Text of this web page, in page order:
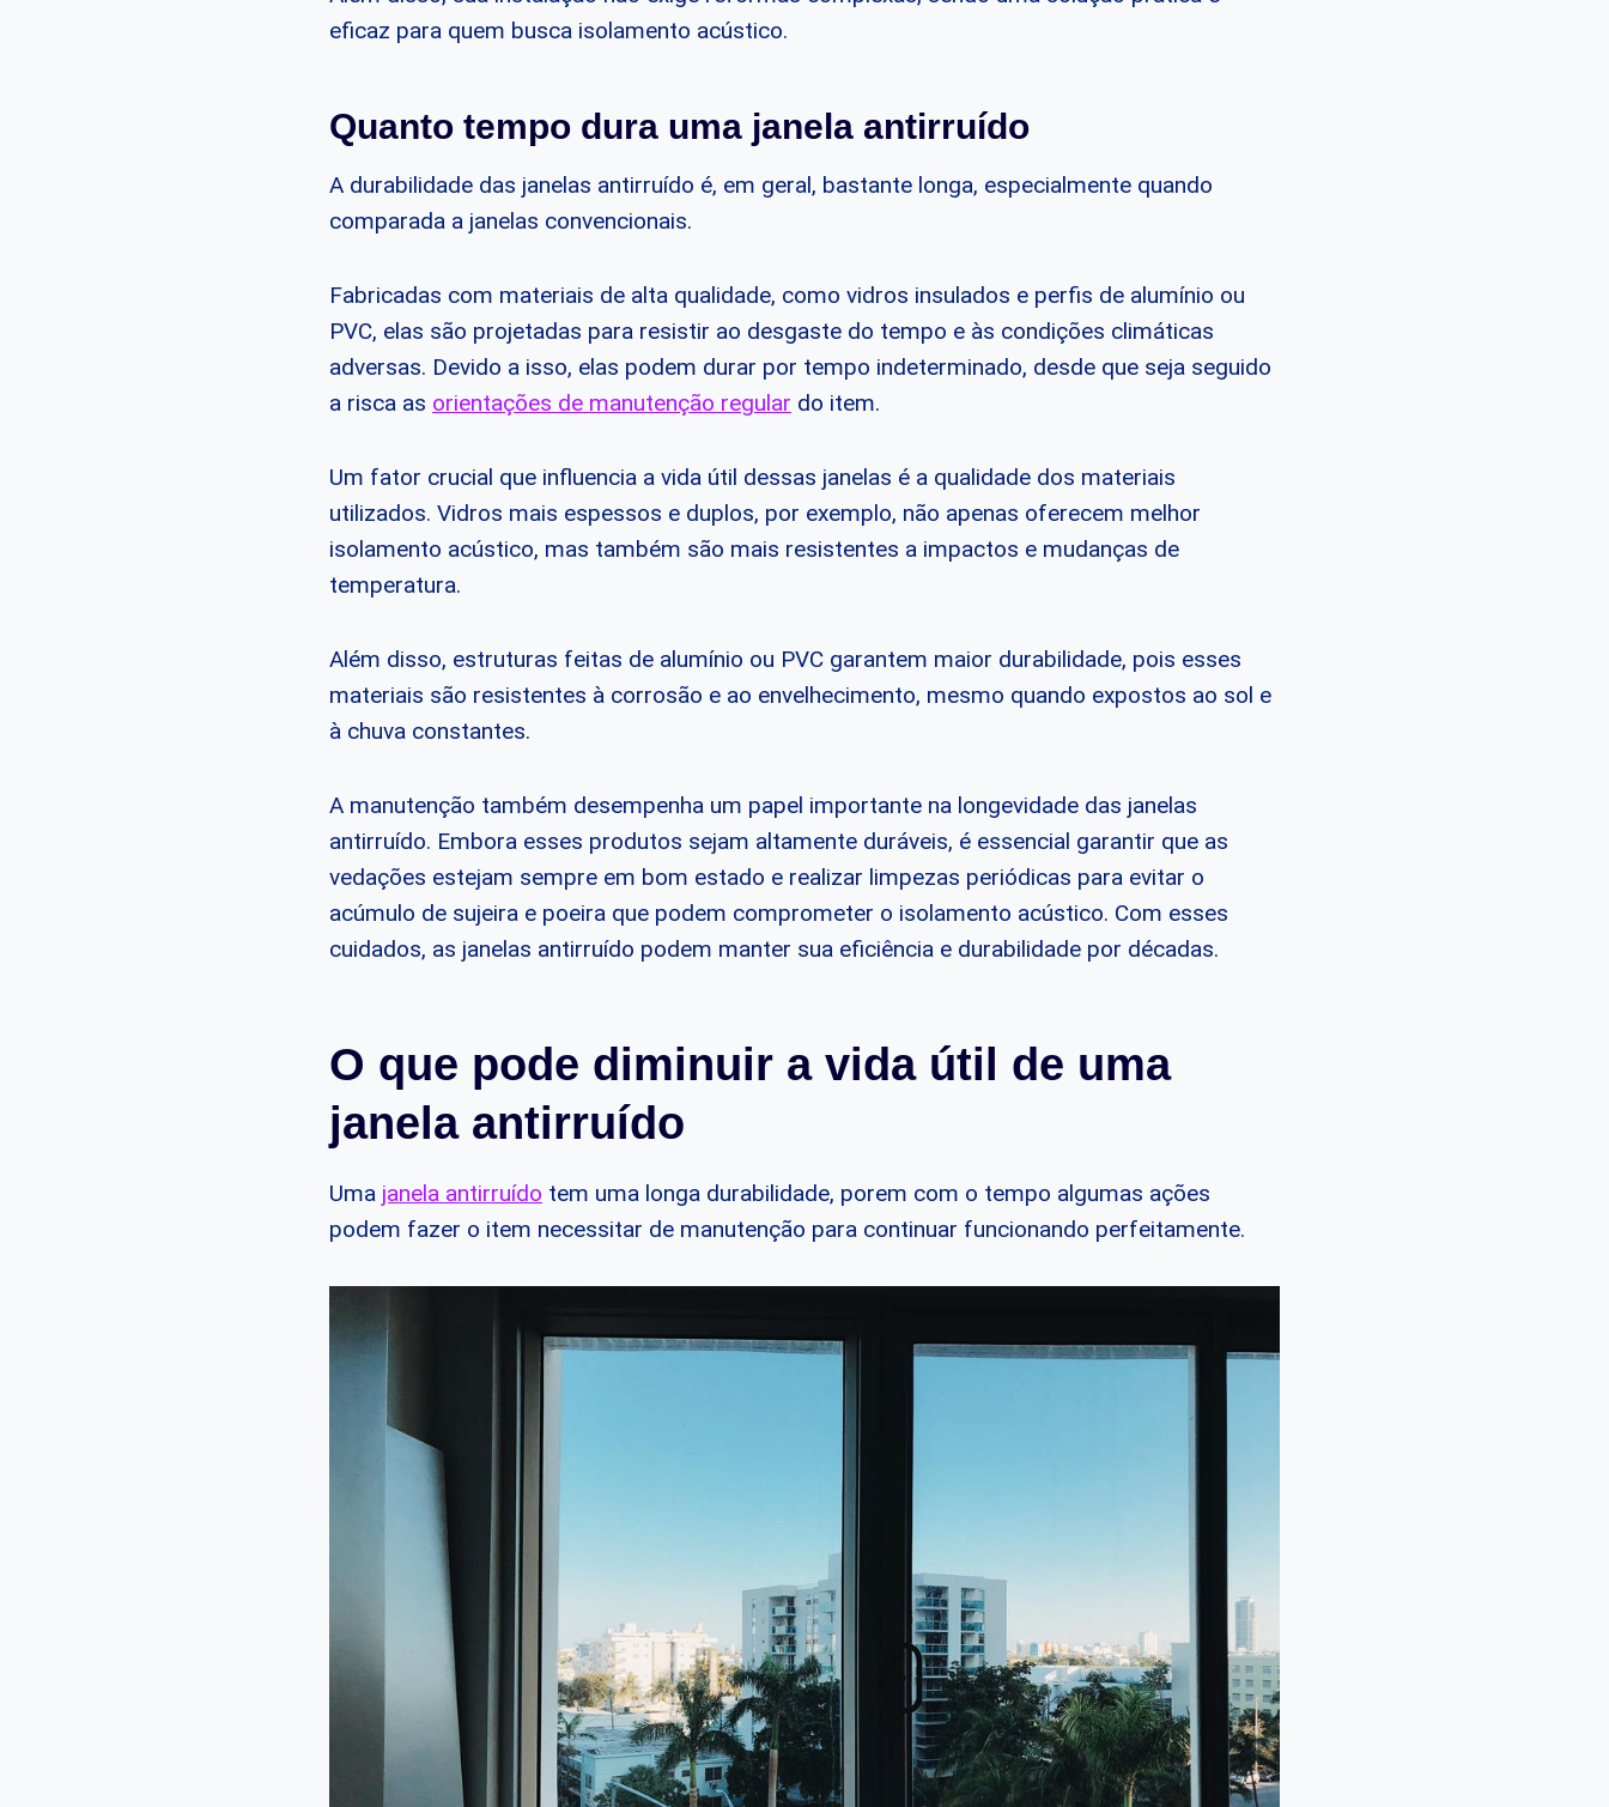
eficaz para quem busca isolamento acústico.
Quanto tempo dura uma janela antirruído
A durabilidade das janelas antirruído é, em geral, bastante longa, especialmente quando
comparada a janelas convencionais.
Fabricadas com materiais de alta qualidade, como vidros insulados e perfis de alumínio ou
PVC, elas são projetadas para resistir ao desgaste do tempo e às condições climáticas
adversas. Devido a isso, elas podem durar por tempo indeterminado, desde que seja seguido
a risca as orientações de manutenção regular do item.
Um fator crucial que influencia a vida útil dessas janelas é a qualidade dos materiais
utilizados. Vidros mais espessos e duplos, por exemplo, não apenas oferecem melhor
isolamento acústico, mas também são mais resistentes a impactos e mudanças de
temperatura.
Além disso, estruturas feitas de alumínio ou PVC garantem maior durabilidade, pois esses
materiais são resistentes à corrosão e ao envelhecimento, mesmo quando expostos ao sol e
à chuva constantes.
A manutenção também desempenha um papel importante na longevidade das janelas
antirruído. Embora esses produtos sejam altamente duráveis, é essencial garantir que as
vedações estejam sempre em bom estado e realizar limpezas periódicas para evitar o
acúmulo de sujeira e poeira que podem comprometer o isolamento acústico. Com esses
cuidados, as janelas antirruído podem manter sua eficiência e durabilidade por décadas​​.
O que pode diminuir a vida útil de uma
janela antirruído
Uma janela antirruído tem uma longa durabilidade, porem com o tempo algumas ações
podem fazer o item necessitar de manutenção para continuar funcionando perfeitamente.